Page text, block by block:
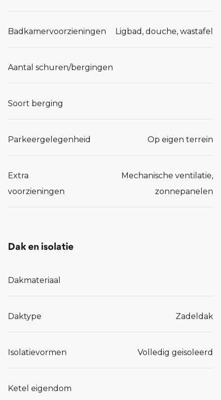
Badkamervoorzieningen Ligbad, douche, wastafel
Aantal schuren/bergingen
Soort berging
Parkeergelegenheid Op eigen terrein
Extra
voorzieningen
Mechanische ventilatie,
zonnepanelen
Dak en isolatie
Dakmateriaal
Daktype Zadeldak
Isolatievormen Volledig geisoleerd
Ketel eigendom